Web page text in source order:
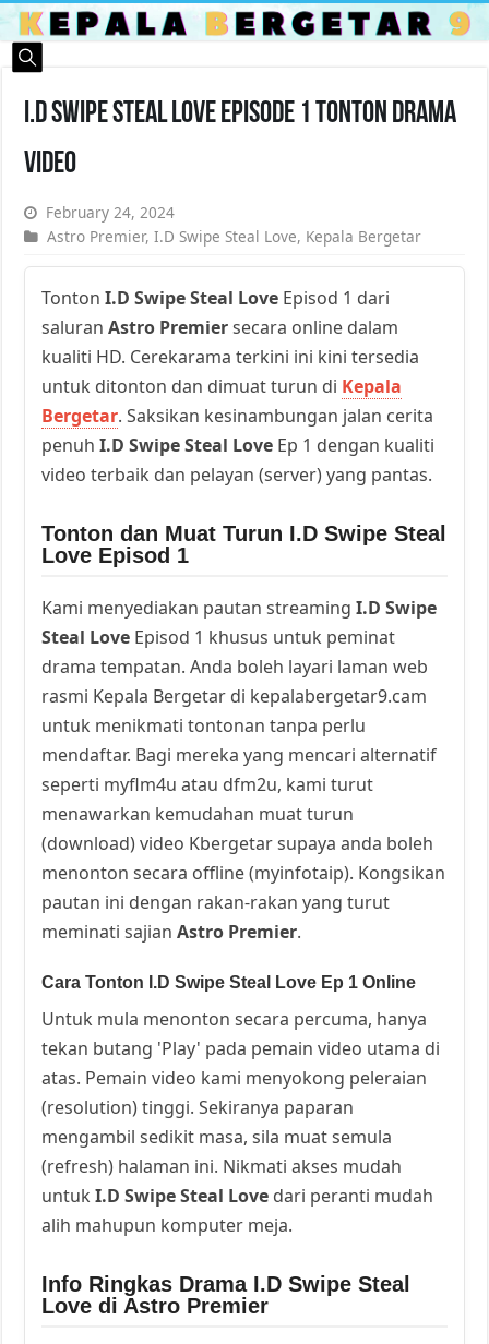
I.D Swipe Steal Love Episode 1 Tonton Drama
Video
February 24, 2024
Astro Premier,I.D Swipe Steal Love, Kepala Bergetar
TontonI.D Swipe Steal Love Episod 1 dari
saluranAstro Premiersecara online dalam
kualiti HD. Cerekarama terkini ini kini tersedia
untuk ditonton dan dimuat turun di Kepala
Bergetar. Saksikan kesinambungan jalan cerita
penuhI.D Swipe Steal Love Ep 1 dengan kualiti
video terbaik dan pelayan (server) yang pantas.
Tonton dan Muat Turun I.D Swipe Steal
Love Episod 1
Kami menyediakan pautan streamingI.D Swipe
Steal Love Episod 1 khusus untuk peminat
drama tempatan. Anda boleh layari laman web
rasmi Kepala Bergetar di kepalabergetar9.cam
untuk menikmati tontonan tanpa perlu
mendaftar. Bagi mereka yang mencari alternatif
seperti myflm4u atau dfm2u, kami turut
menawarkan kemudahan muat turun
(download) video Kbergetar supaya anda boleh
menonton secara offline (myinfotaip). Kongsikan
pautan ini dengan rakan-rakan yang turut
meminati sajianAstro Premier.
Cara Tonton I.D Swipe Steal Love Ep 1 Online
Untuk mula menonton secara percuma, hanya
tekan butang 'Play' pada pemain video utama di
atas. Pemain video kami menyokong peleraian
(resolution) tinggi. Sekiranya paparan
mengambil sedikit masa, sila muat semula
(refresh) halaman ini. Nikmati akses mudah
untukI.D Swipe Steal Love dari peranti mudah
alih mahupun komputer meja.
Info Ringkas Drama I.D Swipe Steal
Love di Astro Premier